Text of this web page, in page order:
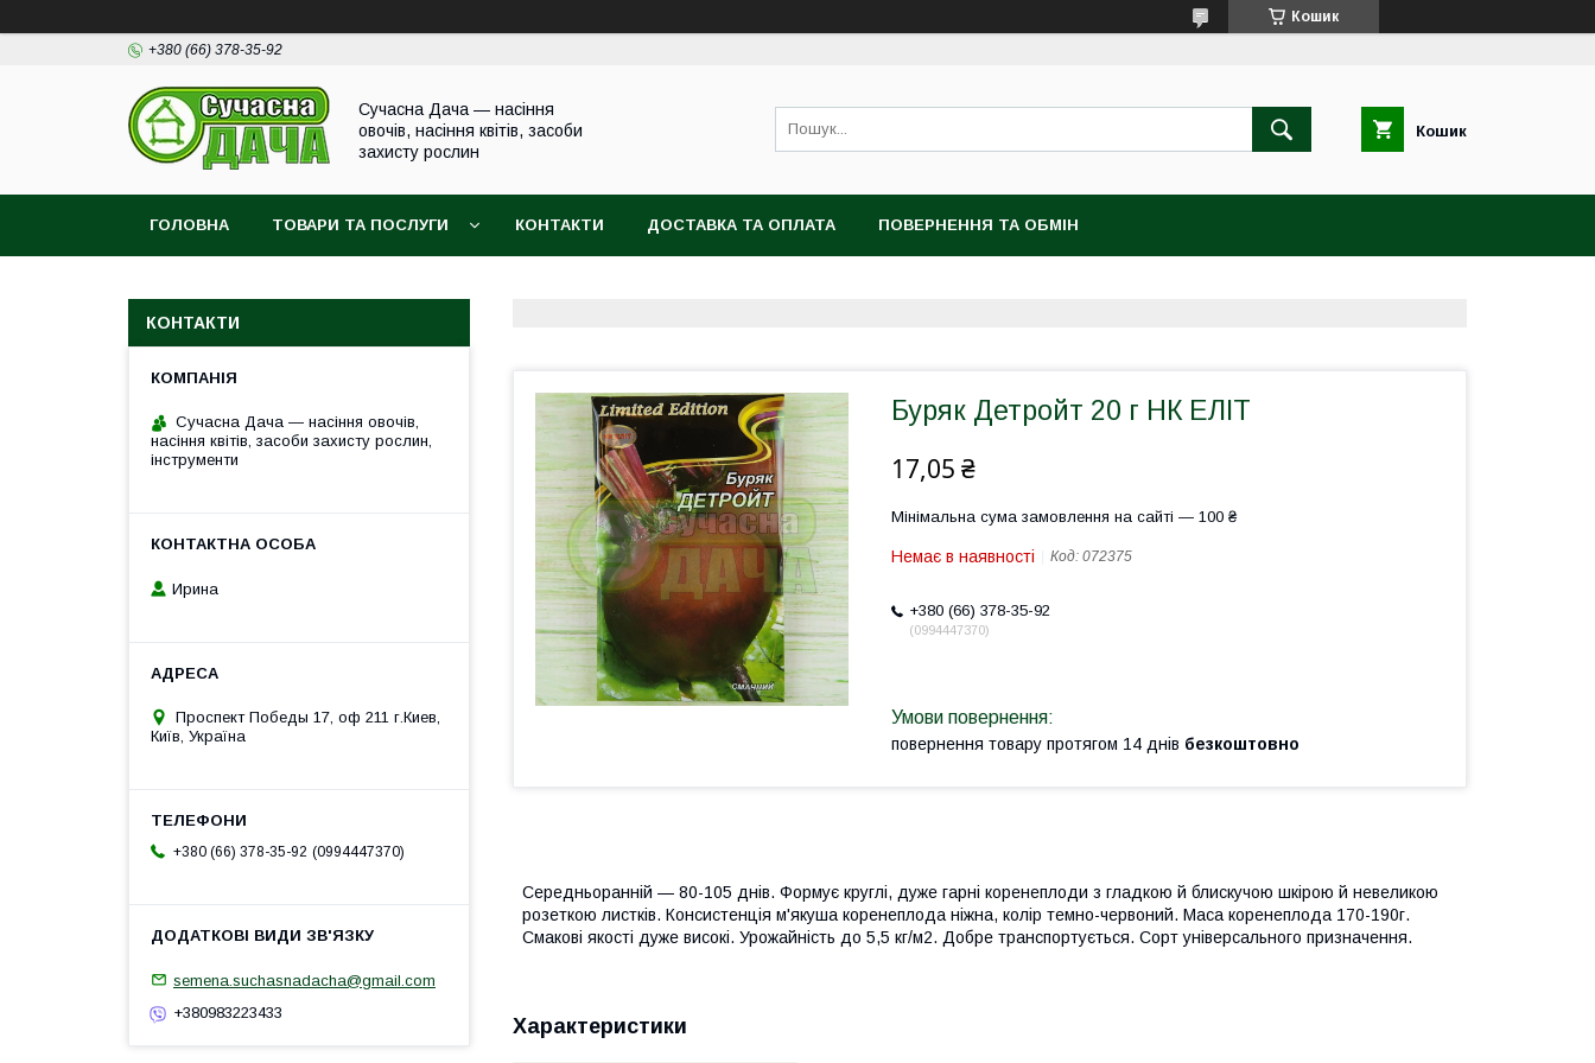
Кошик
+380 (66) 378-35-92
Сучасна Дача — насіння
овочів, насіння квітів, засоби
захисту рослин
Кошик
ГОЛОВНА ТОВАРИ ТА ПОСЛУГИ КОНТАКТИ ДОСТАВКА ТА ОПЛАТА ПОВЕРНЕННЯ ТА ОБМІН
Буряк Детройт 20 г НК ЕЛІТ
17,05 ₴
Мінімальна сума замовлення на сайті — 100 ₴
Немає в наявності Код: 072375
+380 (66) 378-35-92
0994447370
повернення товару протягом 14 днів безкоштовно
Середньоранній — 80-105 днів. Формує круглі, дуже гарні коренеплоди з гладкою й блискучою шкірою й невеликою
розеткою листків. Консистенція м'якуша коренеплода ніжна, колір темно-червоний. Маса коренеплода 170-190г.
Смакові якості дуже високі. Урожайність до 5,5 кг/м2. Добре транспортується. Сорт універсального призначення.
Характеристики
КОНТАКТИ
Сучасна Дача — насіння овочів,
насіння квітів, засоби захисту рослин,
інструменти
Ирина
Проспект Победы 17, оф 211 г.Киев,
Київ, Україна
+380 (66) 378-35-92 0994447370
semena.suchasnadacha@gmail.com
+380983223433